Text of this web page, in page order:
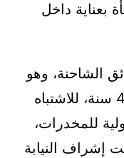
بعناية داخل
الشاحنة، وهو
مواطن مغربي يبلغ من العمر 45 سنة، للاشتباه
للمخدرات،
إشراف النيابة